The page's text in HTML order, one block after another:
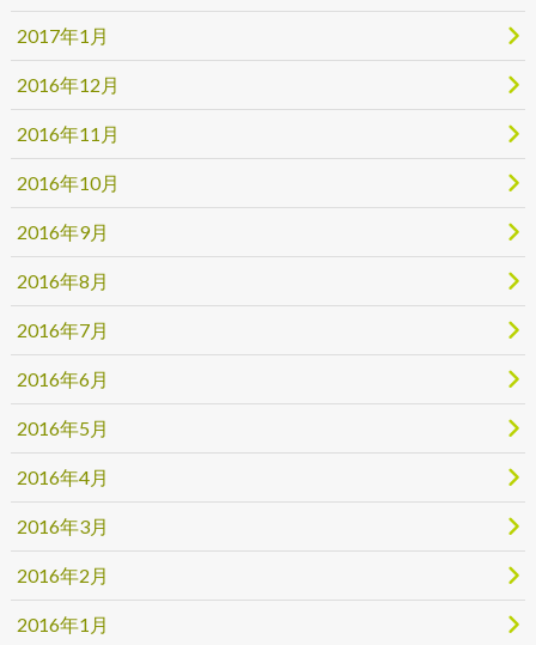
2017年1月
2016年12月
2016年11月
2016年10月
2016年9月
2016年8月
2016年7月
2016年6月
2016年5月
2016年4月
2016年3月
2016年2月
2016年1月